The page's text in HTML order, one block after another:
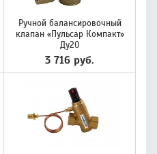
Ручной балансировочный
клапан «Пульсар Компакт»
Ду20
3 716 руб.